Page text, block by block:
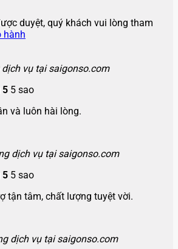
duyệt, quý khách vui lòng tham
hành
vụ tại saigonso.com
5 5 sao
và luôn hài lòng.
dịch vụ tại saigonso.com
5 5 sao
tận tâm, chất lượng tuyệt vời.
dịch vụ tại saigonso.com